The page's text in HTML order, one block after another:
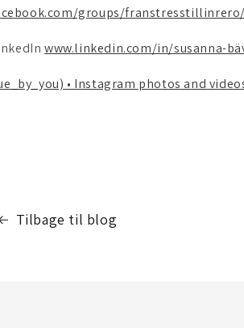
groups/franstresstillinrero/
www.linkedin.com/in/susanna-
• Instagram photos and
Tilbage til blog